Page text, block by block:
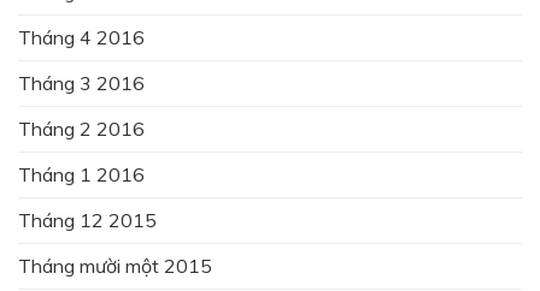
Tháng 4 2016
Tháng 3 2016
Tháng 2 2016
Tháng 1 2016
Tháng 12 2015
Tháng mười một 2015